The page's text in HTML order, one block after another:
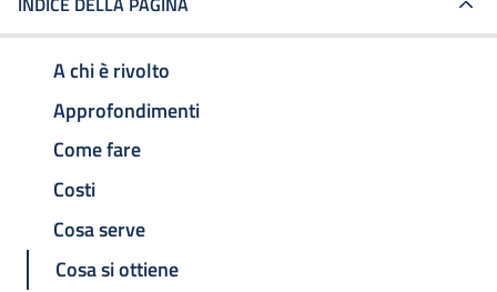
A chi è rivolto
Approfondimenti
Come fare
Costi
Cosa serve
Cosa si ottiene